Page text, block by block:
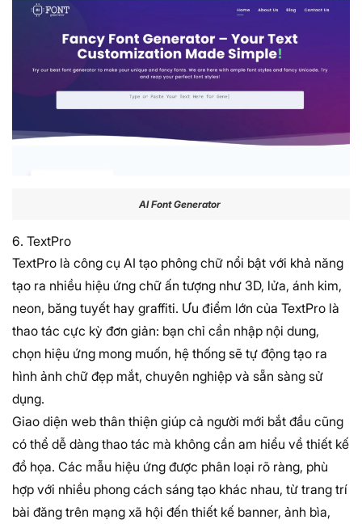
AI Font Generator
6. TextPro
TextPro là công cụ AI tạo phông chữ nổi bật với khả năng
tạo ra nhiều hiệu ứng chữ ấn tượng như 3D, lửa, ánh kim,
neon, băng tuyết hay graffiti. Ưu điểm lớn của TextPro là
thao tác cực kỳ đơn giản: bạn chỉ cần nhập nội dung,
chọn hiệu ứng mong muốn, hệ thống sẽ tự động tạo ra
hình ảnh chữ đẹp mắt, chuyên nghiệp và sẵn sàng sử
dụng.
Giao diện web thân thiện giúp cả người mới bắt đầu cũng
có thể dễ dàng thao tác mà không cần am hiểu về thiết kế
đồ họa. Các mẫu hiệu ứng được phân loại rõ ràng, phù
hợp với nhiều phong cách sáng tạo khác nhau, từ trang trí
bài đăng trên mạng xã hội đến thiết kế banner, ảnh bìa,